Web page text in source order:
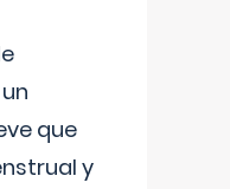
que
y